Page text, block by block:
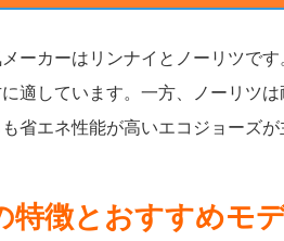
ーカーはリンナイとノーリツで
適しています。一方、ノーリツ
省エネ性能が高いエコジョーズ
特徴とおすすめモ